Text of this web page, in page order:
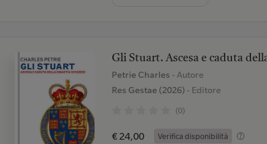
Gli Stuart. Ascesa e caduta
Petrie Charles - Autore
Res Gestae (2026)- Editore
(0)
€ 24,00 Verifica disponibilità